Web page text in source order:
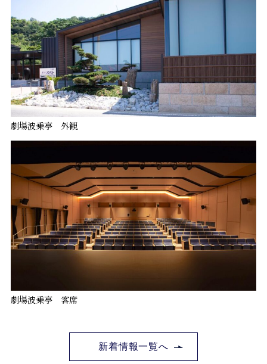
劇場波乗亭 外観
劇場波乗亭 客席
新着情報一覧へ